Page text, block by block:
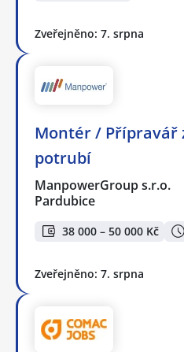
Zveřejněno: 7. srpna
Montér / Přípravář
potrubí
ManpowerGroup s.r.o.
Pardubice
38 000 – 50 000 Kč
Zveřejněno: 7. srpna